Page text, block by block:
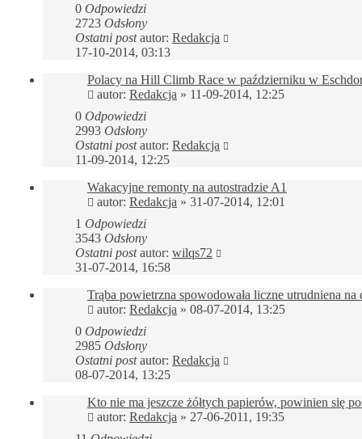
0 Odpowiedzi
2723 Odsłony
Ostatni postautor: Redakcja
17-10-2014, 03:13
Polacy na Hill Climb Race w październiku w
autor: Redakcja » 11-09-2014, 12:25
0 Odpowiedzi
2993 Odsłony
Ostatni postautor: Redakcja
11-09-2014, 12:25
Wakacyjne remonty na autostradzie A1
autor: Redakcja » 31-07-2014, 12:01
1 Odpowiedzi
3543 Odsłony
Ostatni postautor: wilqs72
31-07-2014, 16:58
Trąba powietrzna spowodowała liczne utrudniena na
autor: Redakcja » 08-07-2014, 13:25
0 Odpowiedzi
2985 Odsłony
Ostatni postautor: Redakcja
08-07-2014, 13:25
Kto nie ma jeszcze żółtych papierów, powinien się
autor: Redakcja » 27-06-2011, 19:35